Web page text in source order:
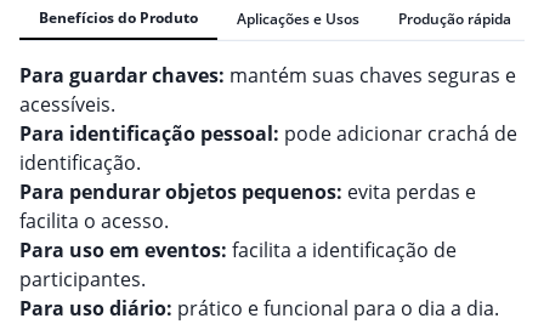
Benefícios do Produto Aplicações e Usos Produção rápida
Para guardar chaves: mantém suas chaves seguras e
acessíveis.
Para identificação pessoal: pode adicionar crachá de
identificação.
Para pendurar objetos pequenos: evita perdas e
facilita o acesso.
Para uso em eventos: facilita a identificação de
participantes.
Para uso diário: prático e funcional para o dia a dia.